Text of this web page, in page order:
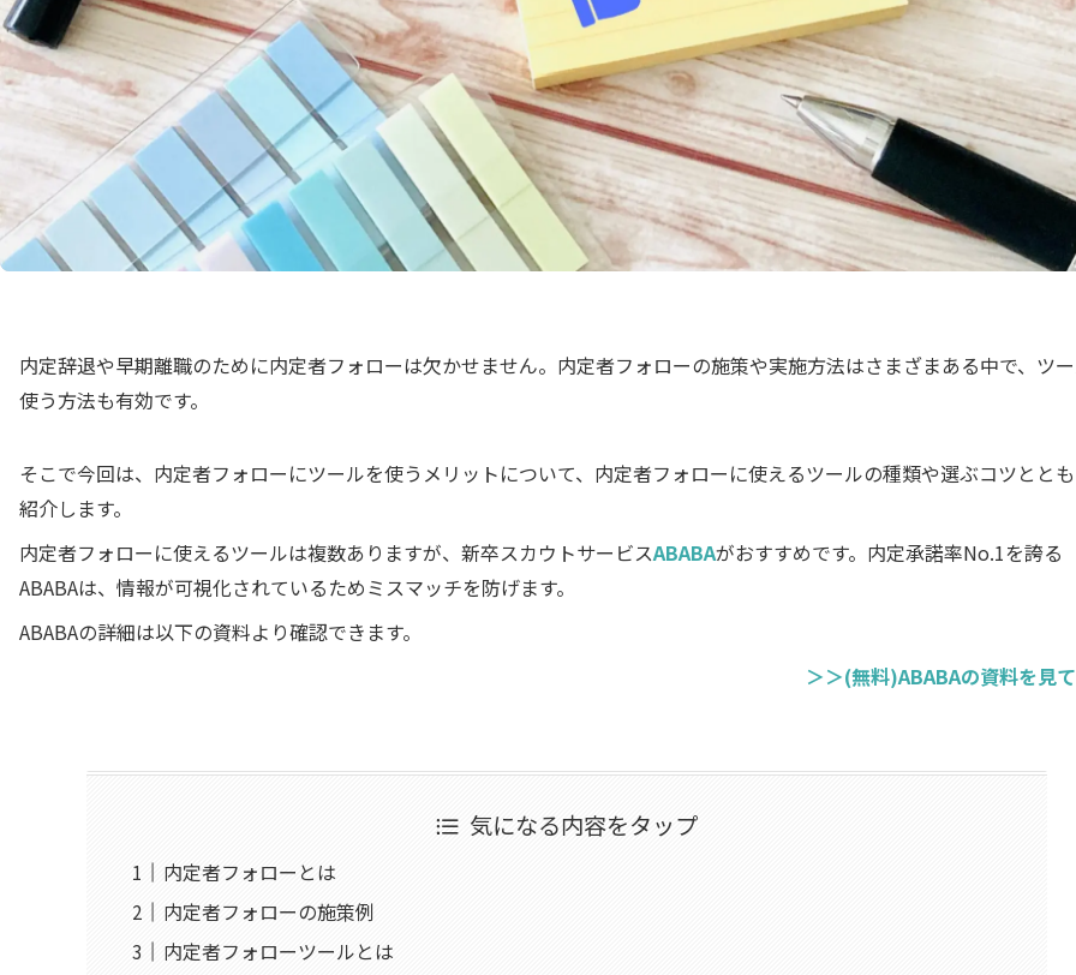
内定辞退や早期離職のために内定者フォローは欠かせません。内定者フォローの施策や実施方法はさまざまある中で、ツ
使う方法も有効です。
そこで今回は、内定者フォローにツールを使うメリットについて、内定者フォローに使えるツールの種類や選ぶコツとと
紹介します。
内定者フォローに使えるツールは複数ありますが、新卒スカウトサービスABABAがおすすめです。内定承諾率No.1を誇る
ABABAは、情報が可視化されているためミスマッチを防げます。
ABABAの詳細は以下の資料より確認できます。
＞＞(無料)ABABAの資料を見
気になる内容をタップ
内定者フォローとは
内定者フォローの施策例
内定者フォローツールとは